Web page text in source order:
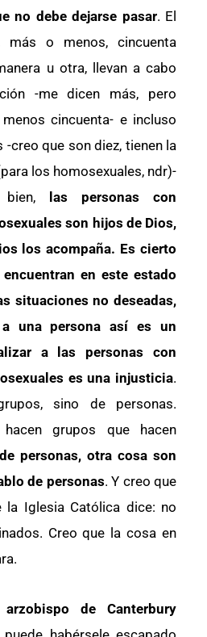
no debe dejarse pasar. El
más o menos, cincuenta
u otra, llevan a cabo
-me dicen más, pero
cincuenta- e incluso
-creo que son diez, tienen la
los homosexuales, ndr)-
las personas con
son hijos de Dios,
los acompaña. Es cierto
en este estado
situaciones no deseadas,
a una persona así es un
a las personas con
es una injusticia.
sino de personas.
grupos que hacen
personas, otra cosa son
de personas. Y creo que
la Iglesia Católica dice: no
Creo que la cosa en
de Canterbury